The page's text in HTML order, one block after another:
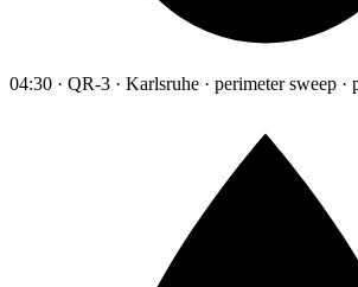
04:30 · QR-3 · Karlsruhe · perimeter sweep ·